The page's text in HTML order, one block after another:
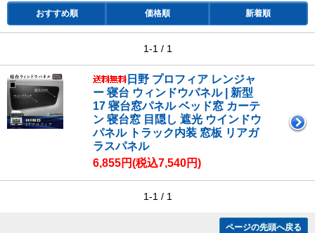
おすすめ順 価格順 新着順
1-1 / 1
日野 プロフィア レンジャ
ー 寝台 ウィンドウパネル | 新型
17 寝台窓パネル ベッド窓 カーテ
ン 寝台窓 目隠し 遮光 ウインドウ
パネル トラック内装 窓板 リアガ
ラスパネル
6,855円(税込7,540円)
1-1 / 1
ページの先頭へ戻る